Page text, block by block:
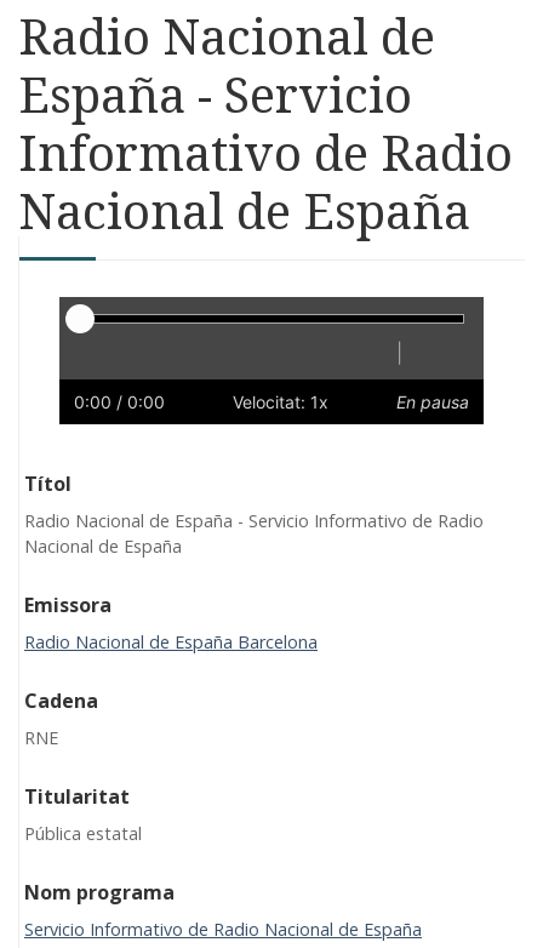
Radio Nacional de
España - Servicio
Informativo de Radio
Nacional de España
Reproductor
Lent
0:00 / 0:00 Velocitat: 1x En pausa
Títol
Radio Nacional de España - Servicio Informativo de Radio
Nacional de España
Emissora
Radio Nacional de España Barcelona
Cadena
RNE
Titularitat
Pública estatal
Nom programa
Servicio Informativo de Radio Nacional de España